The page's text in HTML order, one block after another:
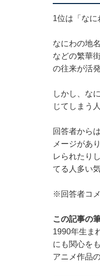
1位は「なに
なにわの地
などの繁華
の往来が活
しかし、な
じてしまう
回答者から
メージがあ
レられたり
てる人多い
※回答者コ
この記事の
1990年生ま
にも関心を
アニメ作品